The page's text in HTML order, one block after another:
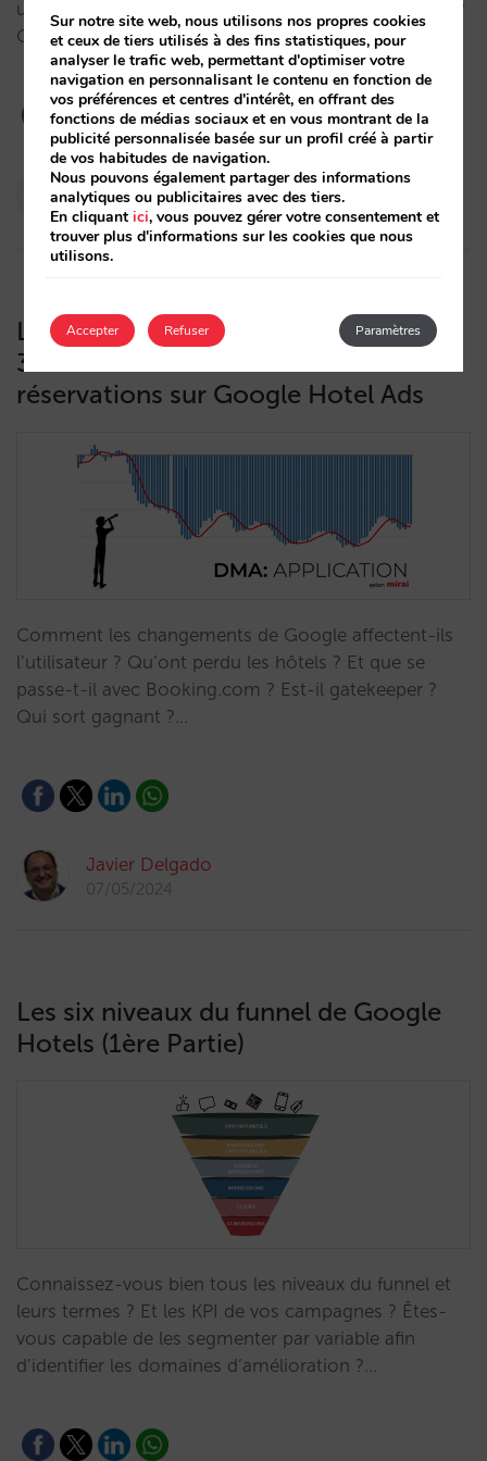
un changement de “direct” à “indirect” sur les hôtels?
Qui en ressort gagnant?…
Pablo Delgado
11/06/2024
L’application du DMA fait chuter de
30% le nombre de clics et de
réservations sur Google Hotel Ads
Comment les changements de Google affectent-ils
l’utilisateur ? Qu’ont perdu les hôtels ? Et que se
passe-t-il avec Booking.com ? Est-il gatekeeper ?
Qui sort gagnant ?…
Javier Delgado
07/05/2024
Les six niveaux du funnel de Google
Hotels (1ère Partie)
Connaissez-vous bien tous les niveaux du funnel et
leurs termes ? Et les KPI de vos campagnes ? Êtes-
vous capable de les segmenter par variable afin
d’identifier les domaines d’amélioration ?…
Sur notre site web, nous utilisons nos propres cookies
et ceux de tiers utilisés à des fins statistiques, pour
analyser le trafic web, permettant d'optimiser votre
navigation en personnalisant le contenu en fonction de
vos préférences et centres d'intérêt, en offrant des
fonctions de médias sociaux et en vous montrant de la
publicité personnalisée basée sur un profil créé à partir
de vos habitudes de navigation.
Nous pouvons également partager des informations
analytiques ou publicitaires avec des tiers.
En cliquantici, vous pouvez gérer votre consentement et
trouver plus d'informations sur les cookies que nous
utilisons.
Accepter Paramètres
Refuser